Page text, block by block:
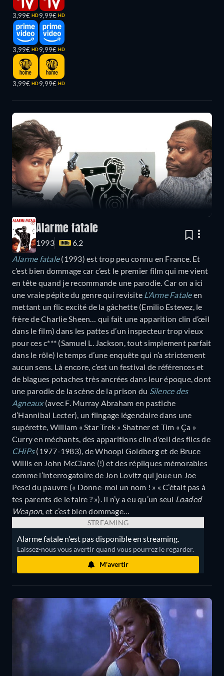
3,99€ HD
3,99€ HD
3,99€ HD
9,99€ HD
9,99€ HD
9,99€ HD
Alarme fatale
1993
6.2
Alarme fatale(1993) est trop peu connu en France. Et
c’est bien dommage car c’est le premier film qui me vient
en tête quand je recommande une parodie. Car on a ici
une vraie pépite du genre qui revisite L’Arme Fataleen
mettant un flic excité de la gâchette (Emilio Estevez, le
frère de Charlie Sheen… qui fait une apparition clin d’œil
dans le film) dans les pattes d’un inspecteur trop vieux
pour ces c*** (Samuel L. Jackson, tout simplement parfait
dans le rôle) le temps d’une enquête qui n’a strictement
aucun sens. Là encore, c’est un festival de références et
de blagues potaches très ancrées dans leur époque, dont
une parodie de la scène de la prison du Silence des
Agneaux(avec F. Murray Abraham en pastiche
d’Hannibal Lecter), un flingage légendaire dans une
supérette, William « Star Trek » Shatner et Tim « Ça »
Curry en méchants, des apparitions clin d'œil des flics de
CHiPs(1977-1983), de Whoopi Goldberg et de Bruce
Willis en John McClane (!) et des répliques mémorables
comme l’interrogatoire de Jon Lovitz qui joue un Joe
Pesci du pauvre (« Donne-moi un nom ! » « C’était pas à
tes parents de le faire ? »). Il n’y a eu qu’un seul Loaded
Weapon, et c’est bien dommage…
STREAMING
Alarme fatale n'est pas disponible en streaming.
Laissez-nous vous avertir quand vous pourrez le regarder.
M'avertir